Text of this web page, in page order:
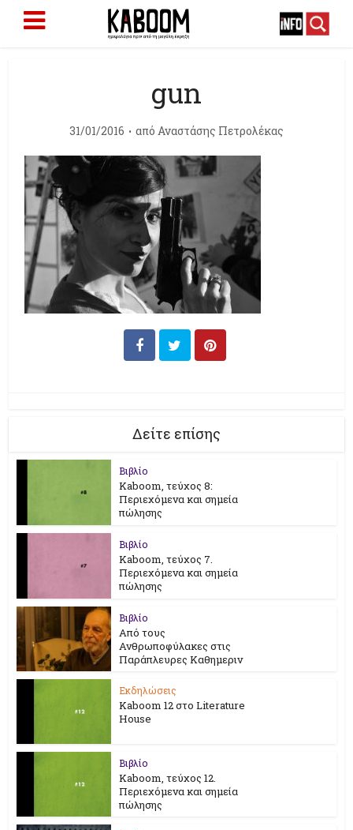
gun
31/01/2016 από Αναστάσης Πετρολέκας
Δείτε επίσης
Βιβλίο
Kaboom, τεύχος 8:
Περιεχόμενα και σημεία
πώλησης
Βιβλίο
Kaboom, τεύχος 7.
Περιεχόμενα και σημεία
πώλησης
Βιβλίο
Από τους
Ανθρωποφύλακες στις
Παράπλευρες Καθημεριν
Εκδηλώσεις
Kaboom 12 στο Literature
House
Βιβλίο
Kaboom, τεύχος 12.
Περιεχόμενα και σημεία
πώλησης